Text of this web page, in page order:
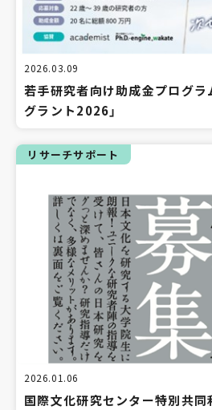
2026.03.09
若手研究者向け助成金プログ
グラント2026」
リサーチサポート
2026.01.06
国際文化研究センター特別共同